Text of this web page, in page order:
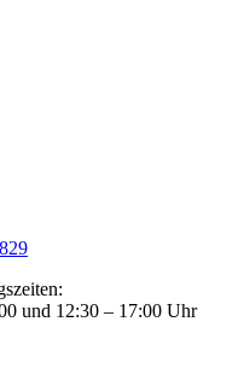
und 12:30 – 17:00 Uhr